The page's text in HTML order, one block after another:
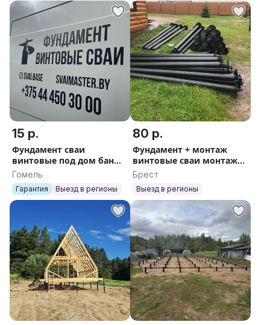
15 р.
Фундамент сваи
винтовые под дом баню
пирс терраса беседка
Гомель
Гарантия Выезд в регионы
80 р.
Фундамент + монтаж
винтовые сваи монтаж
каркас баня терраса
беседка участок гараж
дом
Брест
Выезд в регионы